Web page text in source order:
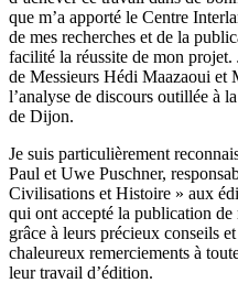
que m’a apporté le Centre
de mes recherches et de la
facilité la réussite de mon projet.
de Messieurs Hédi Maazaoui et
l’analyse de discours outillée à
de Dijon.
Je suis particulièrement
Paul et Uwe Puschner,
Civilisations et Histoire » aux
qui ont accepté la publication
grâce à leurs précieux conseils
chaleureux remerciements à
leur travail d’édition.